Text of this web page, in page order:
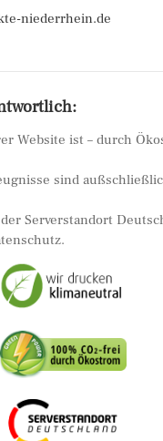
niederrhein.de
Website ist – durch
sind
Serverstandort